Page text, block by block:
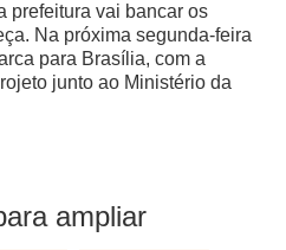
prefeitura vai bancar os
Na próxima segunda-feira
para Brasília, com a
junto ao Ministério da
ampliar